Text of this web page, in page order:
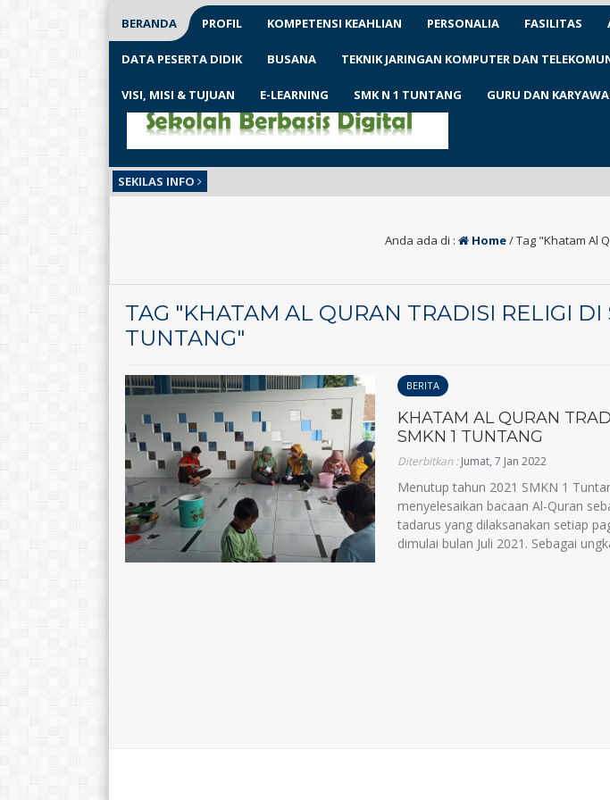
BERANDA PROFIL KOMPETENSI KEAHLIAN PERSONALIA FASILITAS
DATA PESERTA DIDIK BUSANA TEKNIK JARINGAN KOMPUTER DAN
VISI, MISI & TUJUAN E-LEARNING SMK N 1 TUNTANG GURU DAN
SEKILAS INFO
Anda ada di : Home/Tag "Khatam Al
TAG "KHATAM AL QURAN TRADISI RELIGI DI
TUNTANG"
BERITA
KHATAM AL QURAN
SMKN 1 TUNTANG
Diterbitkan :Jumat, 7 Jan 2022
Menutup tahun 2021 SMKN 1
menyelesaikan bacaan Al-Quran
tadarus yang dilaksanakan setiap
dimulai bulan Juli 2021. Sebagai